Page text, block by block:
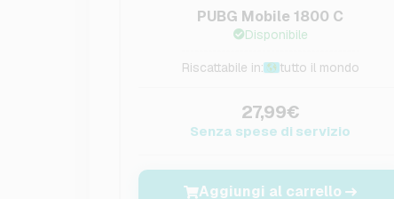
PUBG Mobile 1800 C
Disponibile
Riscattabile in: tutto il mondo
27,99€
Senza spese di servizio
Aggiungi al carrello